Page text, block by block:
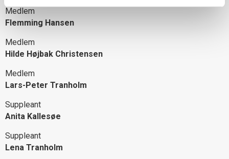
Medlem
Flemming Hansen
Medlem
Hilde Højbak Christensen
Medlem
Lars-Peter Tranholm
Suppleant
Anita Kallesøe
Suppleant
Lena Tranholm